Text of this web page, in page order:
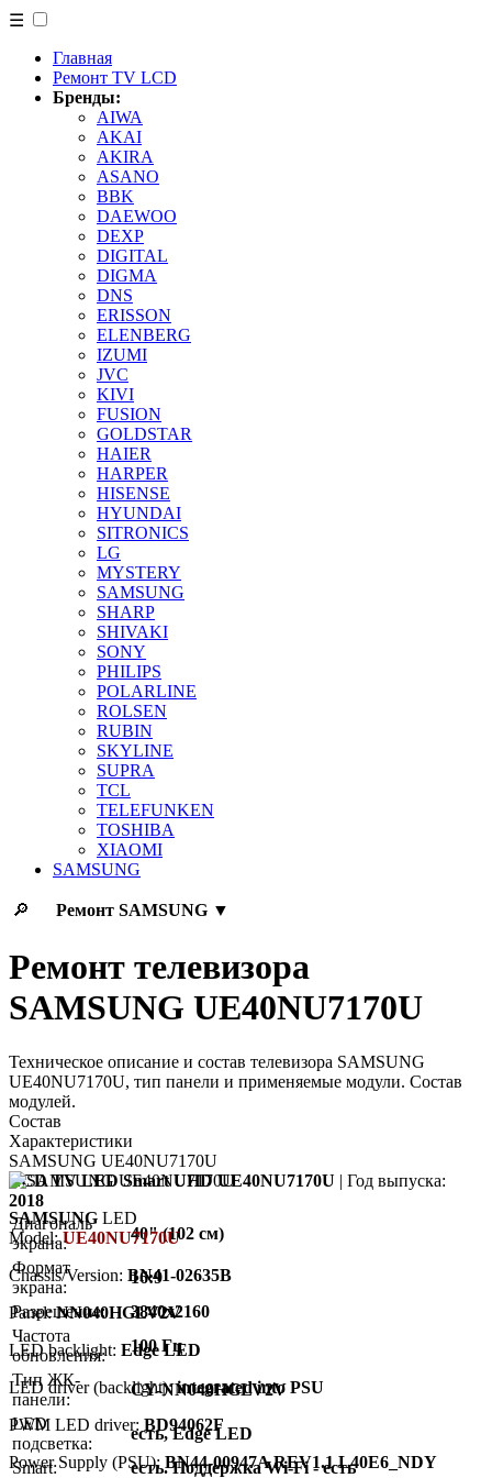
☰
Главная
Ремонт TV LCD
Бренды:
AIWA
AKAI
AKIRA
ASANO
BBK
DAEWOO
DEXP
DIGITAL
DIGMA
DNS
ERISSON
ELENBERG
IZUMI
JVC
KIVI
FUSION
GOLDSTAR
HAIER
HARPER
HISENSE
HYUNDAI
SITRONICS
LG
MYSTERY
SAMSUNG
SHARP
SHIVAKI
SONY
PHILIPS
POLARLINE
ROLSEN
RUBIN
SKYLINE
SUPRA
TCL
TELEFUNKEN
TOSHIBA
XIAOMI
SAMSUNG
🔎 Ремонт SAMSUNG ▼
Ремонт телевизора
SAMSUNG UE40NU7170U
Техническое описание и состав телевизора SAMSUNG
UE40NU7170U, тип панели и применяемые модули. Состав
модулей.
Состав
Характеристики
SAMSUNG UE40NU7170U
LCD TV LED Smart UHD UE40NU7170U | Год выпуска:
2018
Диагональ
экрана:
40" (102 см)
Формат
экрана:
16:9
Разрешение:
3840x2160
Частота
обновления:
100 Гц
Тип ЖК-
панели:
CY-NN040HGLV2V
LED
подсветка:
есть, Edge LED
Smart:
есть. Поддержка Wi-Fi - есть
SAMSUNG LED
Model:UE40NU7170U
Chassis/Version: BN41-02635B
Panel:NN040HGLV2V
LED backlight: Edge LED
LED driver (backlight):integrated into PSU
PWM LED driver: BD94062F
Power Supply (PSU): BN44-00947A REV1.1 L40E6_NDY